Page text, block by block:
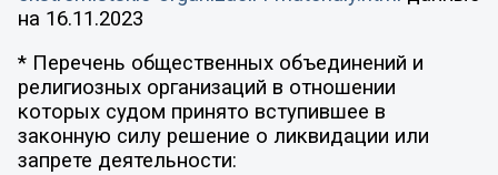
на 16.11.2023
* Перечень общественных объединений и
религиозных организаций в отношении
которых судом принято вступившее в
законную силу решение о ликвидации или
запрете деятельности: